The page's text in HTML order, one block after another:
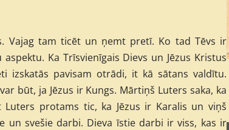
Vajag tam ticēt un ņemt pretī. Ko tad Tēvs ir
Ka Trīsvienīgais Dievs un Jēzus Kristus
izskatās pavisam otrādi, it kā sātans valdītu.
būt, ja Jēzus ir Kungs. Mārtiņš Luters saka, ka
protams tic, ka Jēzus ir Karalis un viņš
un svešie darbi. Dieva īstie darbi ir viss, kas ir